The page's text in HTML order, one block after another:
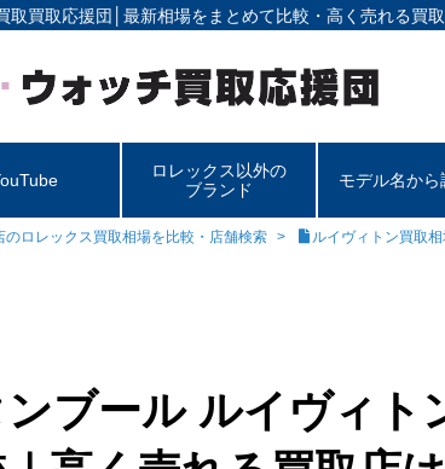
取買取応援団│ 最新相場をまとめて比較・高く売れる買
ロレックス以外の
ブランド
モデル名から
ロレックス買取相場を比較・店舗検索 ルイヴィトン買取
ンブール ルイヴィト